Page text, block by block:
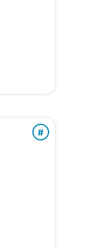
#